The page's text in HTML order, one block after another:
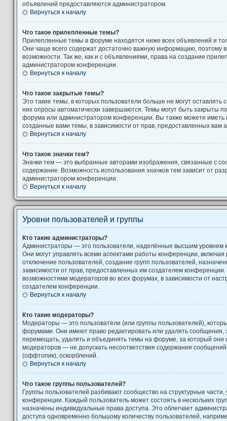
объявлений предоставляются администратором.
Вернуться к началу
Что такое прилепленные темы?
Прилепленные темы в форуме находятся ниже всех объявлений и
Они чаще всего содержат достаточно важную информацию, поэтому
возможности. Так же, как и с объявлениями, права на создание
администратором конференции.
Вернуться к началу
Что такое закрытые темы?
Это такие темы, в которых пользователи больше не могут
них опросы автоматически завершаются. Темы могут быть закрыты
форума или администратором конференции. Вы также можете иметь
созданные вами темы, в зависимости от прав, предоставленных вам
Вернуться к началу
Что такое значки тем?
Значки тем — это выбранные авторами изображения, связанные с
содержание. Возможность использования значков тем зависит от
администратором конференции.
Вернуться к началу
Уровни пользователей и группы
Кто такие администраторы?
Администраторы — это пользователи, наделённые высшим уровнем
Они могут управлять всеми аспектами работы конференции, включая
отключение пользователей, создание групп пользователей,
зависимости от прав, предоставленных им создателем
возможностями модераторов во всех форумах, в зависимости от
создателем конференции.
Вернуться к началу
Кто такие модераторы?
Модераторы — это пользователи (или группы пользователей),
форумами. Они имеют право редактировать или удалять сообщения,
перемещать, удалять и объединять темы на форуме, за который они
модераторов — не допускать несоответствия содержания
(оффтопик), оскорблений.
Вернуться к началу
Что такое группы пользователей?
Группы пользователей разбивают сообщество на структурные
конференции. Каждый пользователь может состоять в нескольких
назначены индивидуальные права доступа. Это облегчает
доступа одновременно большому количеству пользователей,